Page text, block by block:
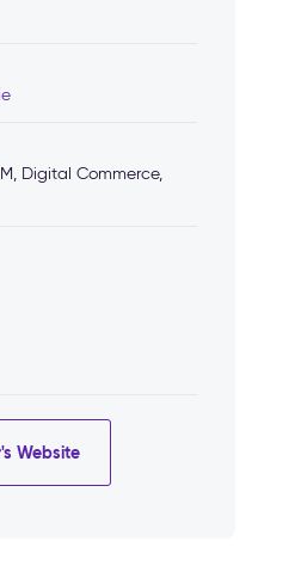
Digital Commerce,
Website